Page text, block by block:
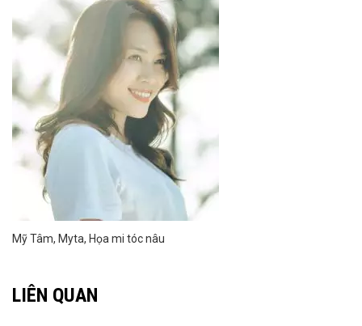
Mỹ Tâm, Myta, Họa mi tóc nâu
LIÊN QUAN